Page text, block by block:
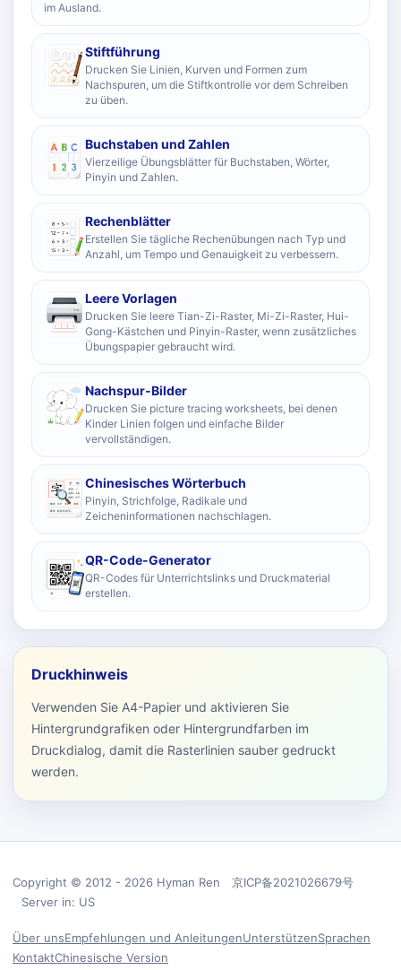
im Ausland.
Stiftführung
Drucken Sie Linien, Kurven und Formen zum
Nachspuren, um die Stiftkontrolle vor dem Schreiben
zu üben.
Buchstaben und Zahlen
Vierzeilige Übungsblätter für Buchstaben, Wörter,
Pinyin und Zahlen.
Rechenblätter
Erstellen Sie tägliche Rechenübungen nach Typ und
Anzahl, um Tempo und Genauigkeit zu verbessern.
Leere Vorlagen
Drucken Sie leere Tian-Zi-Raster, Mi-Zi-Raster, Hui-
Gong-Kästchen und Pinyin-Raster, wenn zusätzliches
Übungspapier gebraucht wird.
Nachspur-Bilder
Drucken Sie picture tracing worksheets, bei denen
Kinder Linien folgen und einfache Bilder
vervollständigen.
Chinesisches Wörterbuch
Pinyin, Strichfolge, Radikale und
Zeicheninformationen nachschlagen.
QR-Code-Generator
QR-Codes für Unterrichtslinks und Druckmaterial
erstellen.
Druckhinweis
Verwenden Sie A4-Papier und aktivieren Sie
Hintergrundgrafiken oder Hintergrundfarben im
Druckdialog, damit die Rasterlinien sauber gedruckt
werden.
Copyright © 2012 - 2026 Hyman Ren 京ICP备2021026679号
Server in: US
Über unsEmpfehlungen und AnleitungenUnterstützenSprachen
KontaktChinesische Version